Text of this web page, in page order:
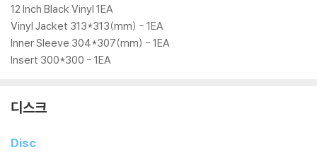
3) 일본 제작 LP는 대부분 겉비닐이 밀봉되어 있지 않습니다.
4) 디지털 다운로드 코드는 본사에서 공지 없이 증정 종료될 수 있습니다.
※ 재생 불량
수 있습니다.
하니 침압 조절이 가능한 기기에서 재생하실 것을 권유 드립니다.
12 Inch Black Vinyl 1EA
Vinyl Jacket 313*313(mm) - 1EA
Inner Sleeve 304*307(mm) - 1EA
Insert 300*300 - 1EA
디스크
Disc